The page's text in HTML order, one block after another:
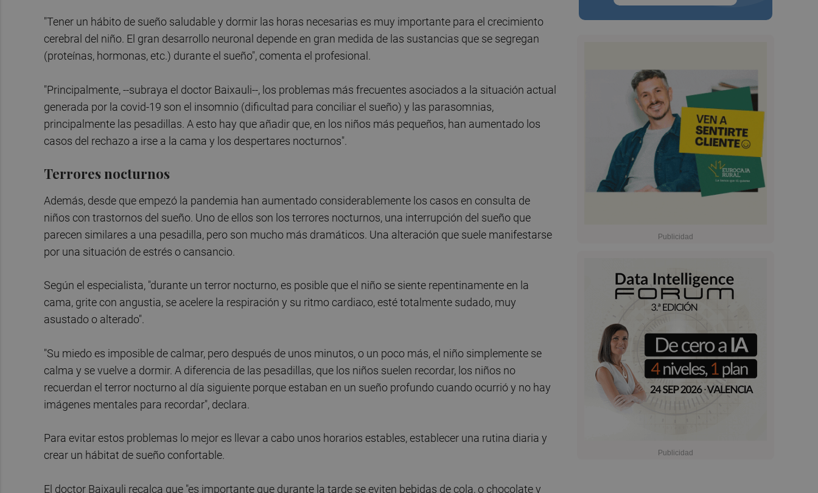
"Tener un hábito de sueño saludable y dormir las horas necesarias es muy importante para el crecimiento
cerebral del niño. El gran desarrollo neuronal depende en gran medida de las sustancias que se segregan
(proteínas, hormonas, etc.) durante el sueño", comenta el profesional.
"Principalmente, --subraya el doctor Baixauli--, los problemas más frecuentes asociados a la situación actual
generada por la covid-19 son el insomnio (dificultad para conciliar el sueño) y las parasomnias,
principalmente las pesadillas. A esto hay que añadir que, en los niños más pequeños, han aumentado los
casos del rechazo a irse a la cama y los despertares nocturnos".
Terrores nocturnos
Además, desde que empezó la pandemia han aumentado considerablemente los casos en consulta de
niños con trastornos del sueño. Uno de ellos son los terrores nocturnos, una interrupción del sueño que
parecen similares a una pesadilla, pero son mucho más dramáticos. Una alteración que suele manifestarse
por una situación de estrés o cansancio.
Según el especialista, "durante un terror nocturno, es posible que el niño se siente repentinamente en la
cama, grite con angustia, se acelere la respiración y su ritmo cardiaco, esté totalmente sudado, muy
asustado o alterado".
"Su miedo es imposible de calmar, pero después de unos minutos, o un poco más, el niño simplemente se
calma y se vuelve a dormir. A diferencia de las pesadillas, que los niños suelen recordar, los niños no
recuerdan el terror nocturno al día siguiente porque estaban en un sueño profundo cuando ocurrió y no hay
imágenes mentales para recordar", declara.
Para evitar estos problemas lo mejor es llevar a cabo unos horarios estables, establecer una rutina diaria y
crear un hábitat de sueño confortable.
El doctor Baixauli recalca que "es importante que durante la tarde se eviten bebidas de cola, o chocolate y